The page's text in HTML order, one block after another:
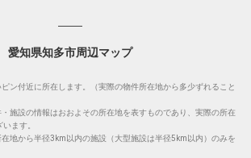
愛知県知多市周辺マップ
ン付近に所在します。（実際の物件所在地から多少ずれること
施設の情報はおおよその所在地を表すものであり、実際の所在
ます。
地から半径3km以内の施設（大型施設は半径5km以内）のみを